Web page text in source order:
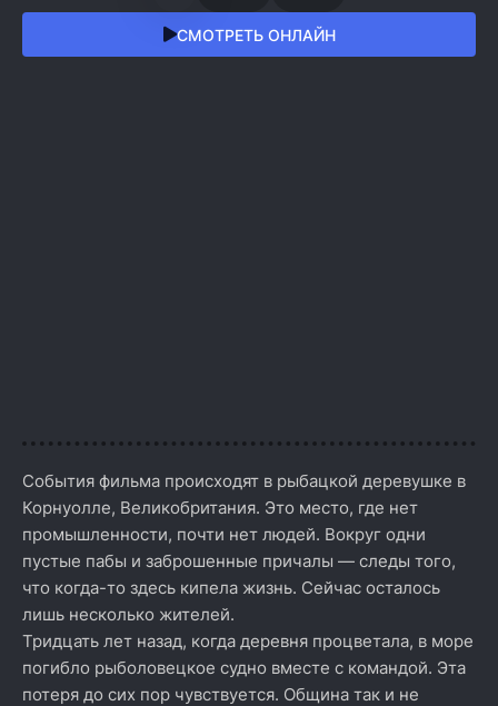
СМОТРЕТЬ ОНЛАЙН
События фильма происходят в рыбацкой деревушке в
Корнуолле, Великобритания. Это место, где нет
промышленности, почти нет людей. Вокруг одни
пустые пабы и заброшенные причалы — следы того,
что когда-то здесь кипела жизнь. Сейчас осталось
лишь несколько жителей.
Тридцать лет назад, когда деревня процветала, в море
погибло рыболовецкое судно вместе с командой. Эта
потеря до сих пор чувствуется. Община так и не